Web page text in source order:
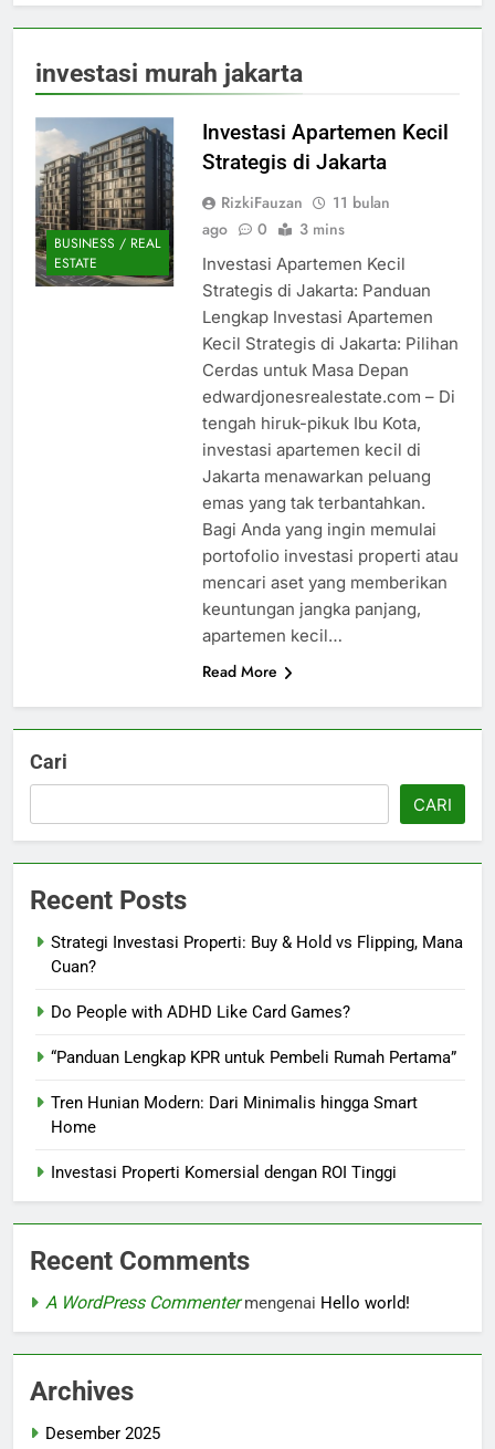
investasi murah jakarta
BUSINESS / REAL
ESTATE
Investasi Apartemen Kecil
Strategis di Jakarta
RizkiFauzan
11 bulan
ago
0 3 mins
Investasi Apartemen Kecil
Strategis di Jakarta: Panduan
Lengkap Investasi Apartemen
Kecil Strategis di Jakarta: Pilihan
Cerdas untuk Masa Depan
edwardjonesrealestate.com – Di
tengah hiruk-pikuk Ibu Kota,
investasi apartemen kecil di
Jakarta menawarkan peluang
emas yang tak terbantahkan.
Bagi Anda yang ingin memulai
portofolio investasi properti atau
mencari aset yang memberikan
keuntungan jangka panjang,
apartemen kecil…
Read More
Cari
CARI
Recent Posts
Strategi Investasi Properti: Buy & Hold vs Flipping, Mana
Cuan?
Do People with ADHD Like Card Games?
“Panduan Lengkap KPR untuk Pembeli Rumah Pertama”
Tren Hunian Modern: Dari Minimalis hingga Smart
Home
Investasi Properti Komersial dengan ROI Tinggi
Recent Comments
A WordPress Commentermengenai Hello world!
Archives
Desember 2025